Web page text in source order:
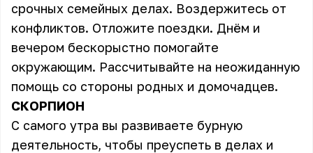
срочных семейных делах. Воздержитесь от
конфликтов. Отложите поездки. Днём и
вечером бескорыстно помогайте
окружающим. Рассчитывайте на неожиданную
помощь со стороны родных и домочадцев.
СКОРПИОН
С самого утра вы развиваете бурную
деятельность, чтобы преуспеть в делах и